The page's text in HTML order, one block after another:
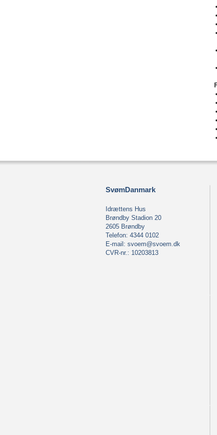
SvømDanmark
Idrættens Hus
Brøndby Stadion 20
2605 Brøndby
Telefon: 4344 0102
E-mail: svoem@svoem.dk
CVR-nr.: 10203813